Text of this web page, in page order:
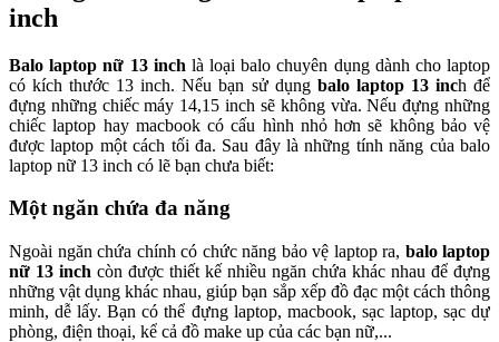
inch
Balo laptop nữ 13 inch là loại balo chuyên dụng dành cho laptop
có kích thước 13 inch. Nếu bạn sử dụng balo laptop 13 inch để
đựng những chiếc máy 14,15 inch sẽ không vừa. Nếu đựng những
chiếc laptop hay macbook có cấu hình nhỏ hơn sẽ không bảo vệ
được laptop một cách tối đa. Sau đây là những tính năng của balo
laptop nữ 13 inch có lẽ bạn chưa biết:
Một ngăn chứa đa năng
Ngoài ngăn chứa chính có chức năng bảo vệ laptop ra, balo laptop
nữ 13 inch còn được thiết kế nhiều ngăn chứa khác nhau để đựng
những vật dụng khác nhau, giúp bạn sắp xếp đồ đạc một cách thông
minh, dễ lấy. Bạn có thể đựng laptop, macbook, sạc laptop, sạc dự
phòng, điện thoại, kể cả đồ make up của các bạn nữ,...